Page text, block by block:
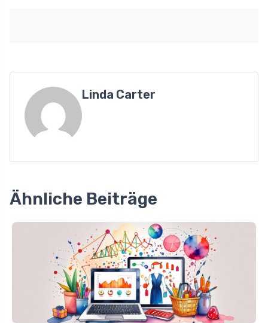
Linda Carter
Ähnliche Beiträge